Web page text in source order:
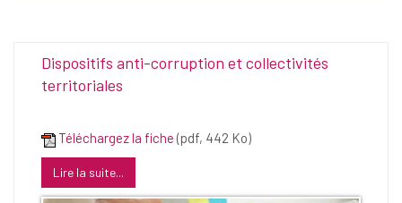
Dispositifs anti-corruption et collectivités
territoriales
Téléchargez la fiche (pdf, 442 Ko)
Lire la suite...